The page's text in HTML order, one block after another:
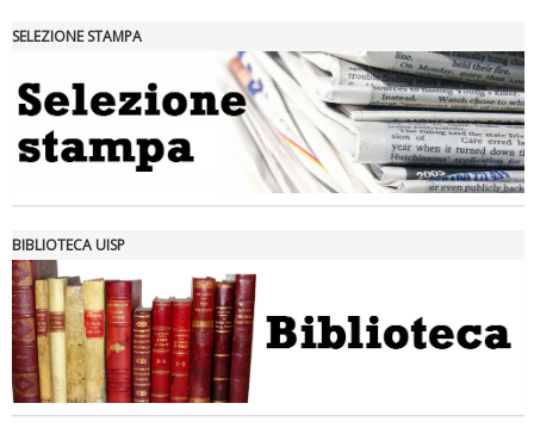
Tiziano Pesce nel Cda di Fondazione Terzjus: prima riunione a
SELEZIONE STAMPA
BIBLIOTECA UISP